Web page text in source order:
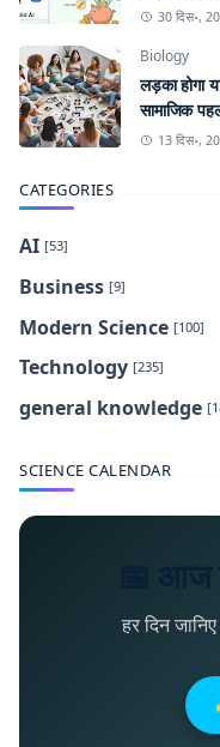
30 दिस॰,
Biology
लड़का होगा
सामाजिक
13 दिस॰,
CATEGORIES
AI [53]
Business [9]
Modern Science [100]
Technology [235]
general knowledge
SCIENCE CALENDAR
📅 आज
हर दिन